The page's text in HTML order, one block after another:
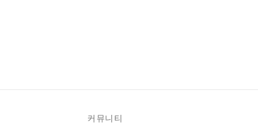
커뮤니티